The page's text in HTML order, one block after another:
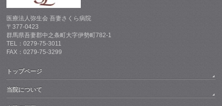
医療法人弥生会 吾妻さくら病院
〒377-0423
群馬県吾妻郡中之条町大字伊勢町782-1
TEL：0279-75-3011
FAX：0279-75-3299
トップページ
当院について